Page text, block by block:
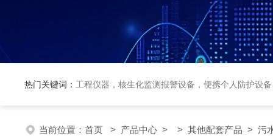
热门关键词： 工程仪器，核生化监测报警设备，便携个人防护设
当前位置： 首页 > 产品中心 > > 其他配套产品 > 污